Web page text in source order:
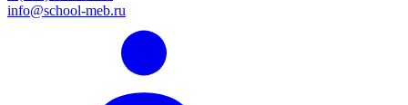
info@school-meb.ru